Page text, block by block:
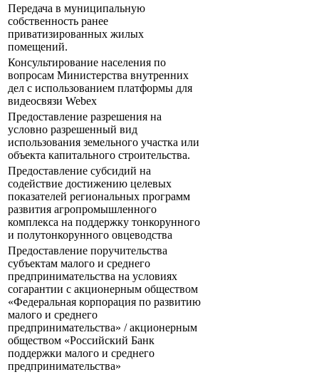
Передача в муниципальную
собственность ранее
приватизированных жилых
помещений.
Консультирование населения по
вопросам Министерства внутренних
дел с использованием платформы для
видеосвязи Webex
Предоставление разрешения на
условно разрешенный вид
использования земельного участка или
объекта капитального строительства.
Предоставление субсидий на
содействие достижению целевых
показателей региональных программ
развития агропромышленного
комплекса на поддержку тонкорунного
и полутонкорунного овцеводства
Предоставление поручительства
субъектам малого и среднего
предпринимательства на условиях
согарантии с акционерным обществом
«Федеральная корпорация по развитию
малого и среднего
предпринимательства» / акционерным
обществом «Российский Банк
поддержки малого и среднего
предпринимательства»